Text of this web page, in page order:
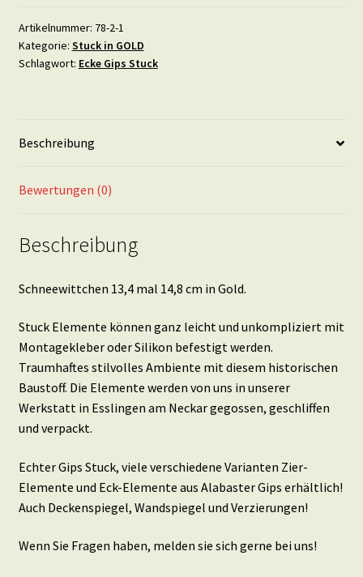
cm
in
Gold
Artikelnummer: 78-2-1
Kategorie: Stuck in GOLD
Schlagwort: Ecke Gips Stuck
Beschreibung
Bewertungen (0)
Beschreibung
Schneewittchen 13,4 mal 14,8 cm in Gold.
Stuck Elemente können ganz leicht und unkompliziert mit
Montagekleber oder Silikon befestigt werden.
Traumhaftes stilvolles Ambiente mit diesem historischen
Baustoff. Die Elemente werden von uns in unserer
Werkstatt in Esslingen am Neckar gegossen, geschliffen
und verpackt.
Echter Gips Stuck, viele verschiedene Varianten Zier-
Elemente und Eck-Elemente aus Alabaster Gips erhältlich!
Auch Deckenspiegel, Wandspiegel und Verzierungen!
Wenn Sie Fragen haben, melden sie sich gerne bei uns!